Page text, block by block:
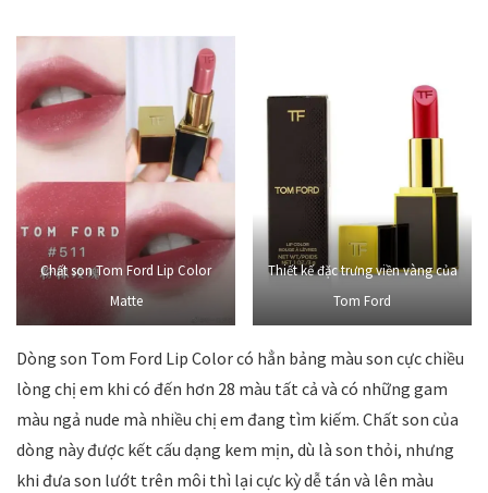
Chất son Tom Ford Lip Color
Matte
Thiết kế đặc trưng viền vàng của
Tom Ford
Dòng son Tom Ford Lip Color có hẳn bảng màu son cực chiều
lòng chị em khi có đến hơn 28 màu tất cả và có những gam
màu ngả nude mà nhiều chị em đang tìm kiếm. Chất son của
dòng này được kết cấu dạng kem mịn, dù là son thỏi, nhưng
khi đưa son lướt trên môi thì lại cực kỳ dễ tán và lên màu